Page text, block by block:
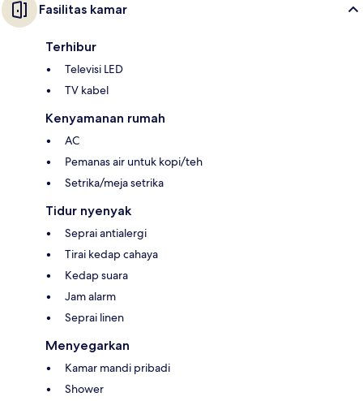
Fasilitas kamar
Terhibur
Televisi LED
TV kabel
Kenyamanan rumah
AC
Pemanas air untuk kopi/teh
Setrika/meja setrika
Tidur nyenyak
Seprai antialergi
Tirai kedap cahaya
Kedap suara
Jam alarm
Seprai linen
Menyegarkan
Kamar mandi pribadi
Shower